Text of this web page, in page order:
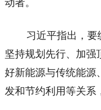
动者。
习近平指出，要
坚持规划先行、加强
好新能源与传统能源
发和节约利用等关系